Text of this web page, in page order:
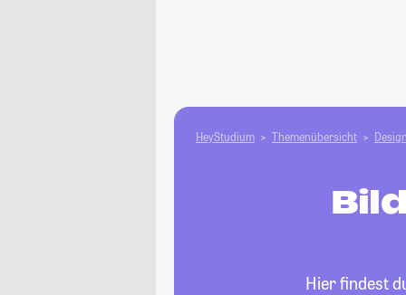
HeyStudium Themenübersicht
Hier findest